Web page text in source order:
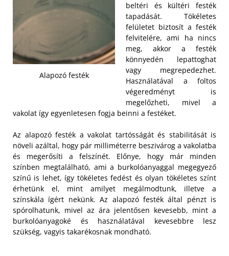
Alapozó festék
beltéri és kültéri festék
tapadását. Tökéletes
felületet biztosít a festék
felvitelére, ami ha nincs
meg, akkor a festék
könnyedén lepattoghat
vagy megrepedezhet.
Használatával a foltos
végeredményt is
megelőzheti, mivel a
vakolat így egyenletesen fogja beinni a festéket.
Az alapozó festék a vakolat tartósságát és stabilitását is
növeli azáltal, hogy pár milliméterre beszivárog a vakolatba
és megerősíti a felszínét. Előnye, hogy már minden
színben megtalálható, ami a burkolóanyaggal megegyező
színű is lehet, így tökéletes fedést és olyan tökéletes színt
érhetünk el, mint amilyet megálmodtunk, illetve a
színskála ígért nekünk. Az alapozó festék által pénzt is
spórolhatunk, mivel az ára jelentősen kevesebb, mint a
burkolóanyagoké és használatával kevesebbre lesz
szükség, vagyis takarékosnak mondható.